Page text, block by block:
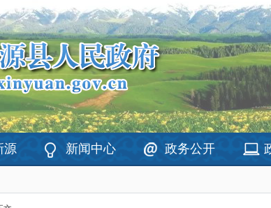
源 新闻中心 政务公开